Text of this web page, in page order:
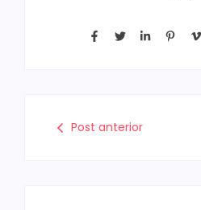
Post anterior